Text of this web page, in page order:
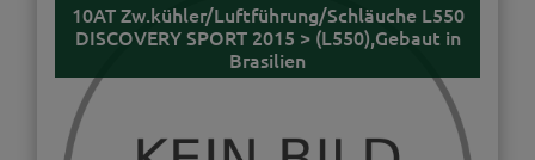
10AT Zw.kühler/Luftführung/Schläuche L550
DISCOVERY SPORT 2015 > (L550),Gebaut in
Brasilien